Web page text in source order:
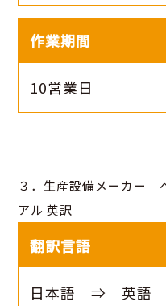
作業期間
10営業日
３．生産設備メーカー
アル 英訳
翻訳言語
日本語 ⇒ 英語